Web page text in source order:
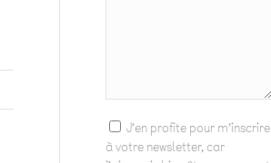
J'en profite pour m'inscrire
à votre newsletter, car